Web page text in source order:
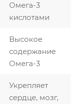
Омега-3
кислотами
Высокое
содержание
Омега-3
Укрепляет
сердце, мозг,